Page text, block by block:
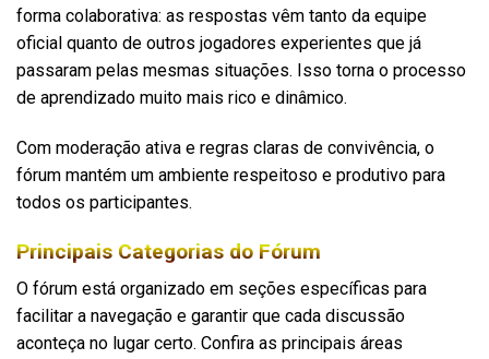
forma colaborativa: as respostas vêm tanto da equipe
oficial quanto de outros jogadores experientes que já
passaram pelas mesmas situações. Isso torna o processo
de aprendizado muito mais rico e dinâmico.
Com moderação ativa e regras claras de convivência, o
fórum mantém um ambiente respeitoso e produtivo para
todos os participantes.
Principais Categorias do Fórum
O fórum está organizado em seções específicas para
facilitar a navegação e garantir que cada discussão
aconteça no lugar certo. Confira as principais áreas